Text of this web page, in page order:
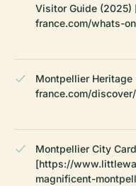
Visitor Guide
france.com/whats-
Montpellier
france.com/
Montpellier City
[https://
magnificent-